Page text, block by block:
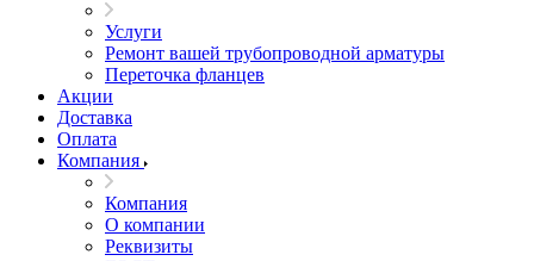
Услуги
Ремонт вашей трубопроводной арматуры
Переточка фланцев
Акции
Доставка
Оплата
Компания
Компания
О компании
Реквизиты